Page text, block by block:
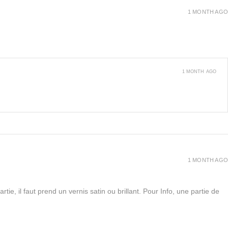
1 MONTH AGO
1 MONTH AGO
il faut prend un vernis satin ou brillant. Pour Info, une partie de
1 MONTH AGO